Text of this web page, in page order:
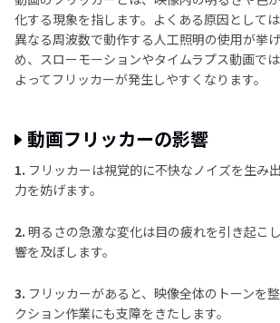
パート4：モバイル端末で動画のフリ
る方法
結論
化する現象を指します。よくある原因として
異なる周波数で動作する人工照明の使用が挙
め、スローモーションやタイムラプス動画で
よってフリッカーが発生しやすくなります。
動画フリッカーの影響
1. フリッカーは視覚的に不快なノイズを生み
力を妨げます。
2. 明るさの急激な変化は目の疲れを引き起こ
響を及ぼします。
3. フリッカーがあると、映像全体のトーンを
クション作業にも支障をきたします。